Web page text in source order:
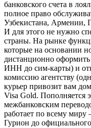
банковского счета в
полное право
Узбекистана, Армении,
И для этого не нужно
страны. На рынке
которые на основании
дистанционно оформить
ИНН до сим-карты) и
комиссию агентству
курьер привозит вам
Visa Gold. Пополняется
межбанковским
работает по всему
Гурион до